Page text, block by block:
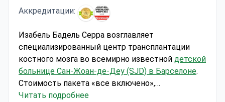
Аккредитации:
Изабель Бадель Серра возглавляет
специализированный центр трансплантации
костного мозга во всемирно известной детской
больнице Сан-Жоан-де-Деу (SJD) в Барселоне.
Стоимость пакета «все включено»,
покрывающего комплексную диагностику и
Читать подробнее